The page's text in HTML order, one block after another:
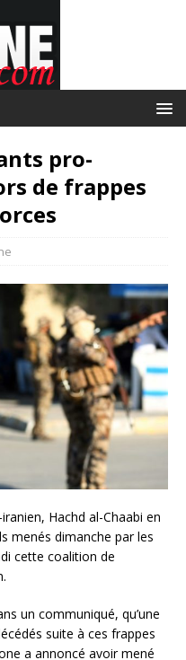
pro-
de frappes
Hachd al-Chaabi en
menés dimanche par les
cette coalition de
un communiqué, qu’une
suite à ces frappes
a annoncé avoir mené